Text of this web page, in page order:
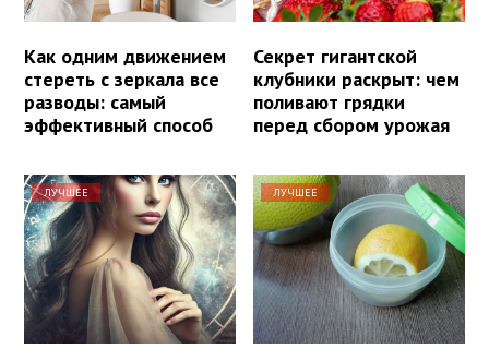
Как одним движением
стереть с зеркала все
разводы: самый
эффективный способ
Секрет гигантской
клубники раскрыт: чем
поливают грядки
перед сбором урожая
ЛУЧШЕЕ ЛУЧШЕЕ